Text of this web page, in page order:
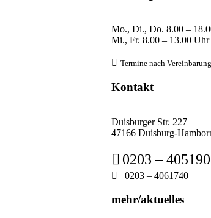
Mo., Di., Do. 8.00 –
Mi., Fr. 8.00 – 13.00 Uhr
 Termine nach Vereinbarung
Kontakt
Duisburger Str. 227
47166 Duisburg-
 0203 – 405190
 0203 – 4061740
mehr/aktuelles